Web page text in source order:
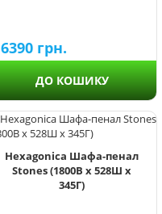
6390 грн.
ДО КОШИКУ
Hexagonica Шафа-пенал
Stones (1800В х 528Ш х
345Г)